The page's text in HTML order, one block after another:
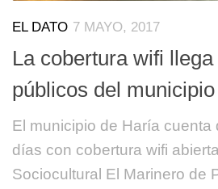
EL DATO 7 MAYO, 2017
La cobertura wifi
públicos del
El municipio de Haría cuenta
días con cobertura wifi
Sociocultural El Marinero de